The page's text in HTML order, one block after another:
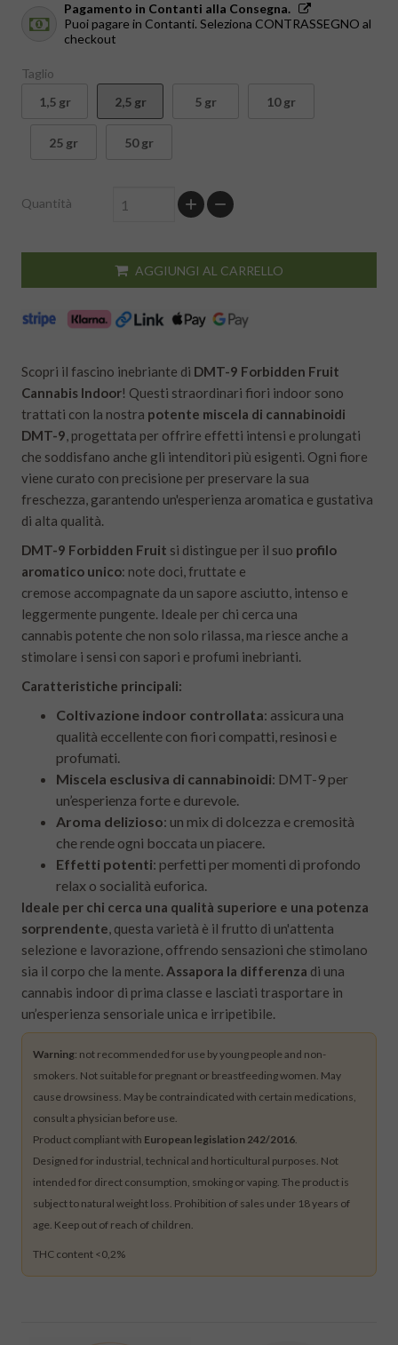
Pagamento in Contanti alla Consegna.
Puoi pagare in Contanti. Seleziona CONTRASSEGNO al
checkout
Taglio
1,5 gr
2,5 gr 5 gr 10 gr
25 gr 50 gr
Quantità
AGGIUNGI AL CARRELLO
Scopri il fascino inebriante di DMT-9 Forbidden Fruit
Cannabis Indoor! Questi straordinari fiori indoor sono
trattati con la nostra potente miscela di cannabinoidi
DMT-9, progettata per offrire effetti intensi e prolungati
che soddisfano anche gli intenditori più esigenti. Ogni fiore
viene curato con precisione per preservare la sua
freschezza, garantendo un'esperienza aromatica e gustativa
di alta qualità.
DMT-9 Forbidden Fruit si distingue per il suo profilo
aromatico unico: note doci, fruttate e
cremose accompagnate da un sapore asciutto, intenso e
leggermente pungente. Ideale per chi cerca una
cannabis potente che non solo rilassa, ma riesce anche a
stimolare i sensi con sapori e profumi inebrianti.
Caratteristiche principali:
Coltivazione indoor controllata: assicura una
qualità eccellente con fiori compatti, resinosi e
profumati.
Miscela esclusiva di cannabinoidi: DMT-9 per
un’esperienza forte e durevole.
Aroma delizioso: un mix di dolcezza e cremosità
che rende ogni boccata un piacere.
Effetti potenti: perfetti per momenti di profondo
relax o socialità euforica.
Ideale per chi cerca una qualità superiore e una potenza
sorprendente, questa varietà è il frutto di un'attenta
selezione e lavorazione, offrendo sensazioni che stimolano
sia il corpo che la mente. Assapora la differenza di una
cannabis indoor di prima classe e lasciati trasportare in
un’esperienza sensoriale unica e irripetibile.
Warning: not recommended for use by young people and non-
smokers. Not suitable for pregnant or breastfeeding women. May
cause drowsiness. May be contraindicated with certain medications,
consult a physician before use.
Product compliant with European legislation 242/2016.
Designed for industrial, technical and horticultural purposes. Not
intended for direct consumption, smoking or vaping. The product is
subject to natural weight loss. Prohibition of sales under 18 years of
age. Keep out of reach of children.
THC content <0,2%